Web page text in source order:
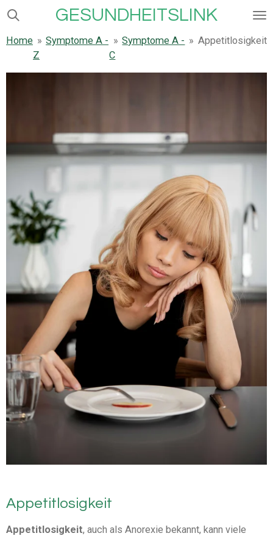
Zum
springen
GESUNDHEITSLINK
Home » Symptome A -
Z
» Symptome A -
C
» Appetitlosigkeit
Appetitlosigkeit
Appetitlosigkeit, auch als Anorexie bekannt, kann viele